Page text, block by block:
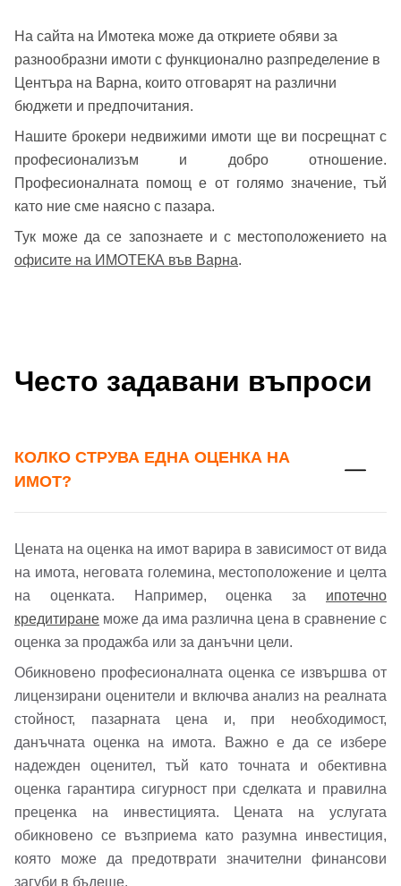
Вход с Facebook
На сайта на Имотека може да откриете обяви за
разнообразни имоти с функционално разпределение в
Центъра на Варна, които отговарят на различни
бюджети и предпочитания.
Нашите брокери недвижими имоти ще ви посрещнат с
професионализъм и добро отношение.
Професионалната помощ е от голямо значение, тъй
като ние сме наясно с пазара.
Тук може да се запознаете и с местоположението на
офисите на ИМОТЕКА във Варна.
Често задавани въпроси
КОЛКО СТРУВА ЕДНА ОЦЕНКА НА
ИМОТ?
Цената на оценка на имот варира в зависимост от вида
на имота, неговата големина, местоположение и целта
на оценката. Например, оценка за ипотечно
кредитиране може да има различна цена в сравнение с
оценка за продажба или за данъчни цели.
Обикновено професионалната оценка се извършва от
лицензирани оценители и включва анализ на реалната
стойност, пазарната цена и, при необходимост,
данъчната оценка на имота. Важно е да се избере
надежден оценител, тъй като точната и обективна
оценка гарантира сигурност при сделката и правилна
преценка на инвестицията. Цената на услугата
обикновено се възприема като разумна инвестиция,
която може да предотврати значителни финансови
загуби в бъдеще.